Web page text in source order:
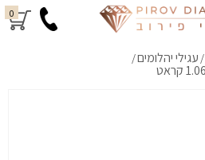
0
/ עגילי יהלומים/